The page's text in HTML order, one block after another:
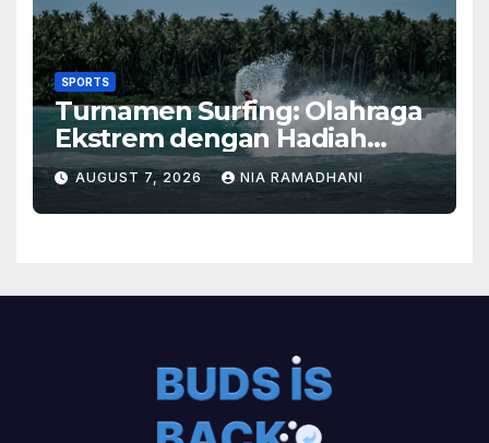
SPORTS
Turnamen Surfing: Olahraga
Ekstrem dengan Hadiah
Besar
AUGUST 7, 2026 NIA RAMADHANI